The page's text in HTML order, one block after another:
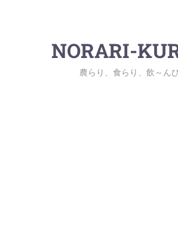
NORARI-
農らり、食らり、飲～ん